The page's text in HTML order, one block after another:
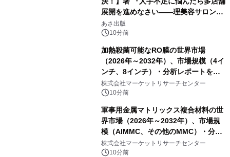
展開を進めなさい――理美容サロン
「多店舗展開」の教科書』2026年8月
24日（月）発売
あさ出版
10分前
加熱殺菌可能なRO膜の世界市場
（2026年～2032年）、市場規模（4イ
ンチ、8インチ）・分析レポートを発
表
株式会社マーケットリサーチセンター
10分前
軍事用金属マトリックス複合材料の世
界市場（2026年～2032年）、市場規
模（AlMMC、その他のMMC）・分析
レポートを発表
株式会社マーケットリサーチセンター
10分前